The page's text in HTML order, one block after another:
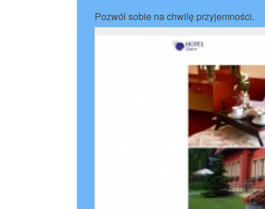
Pozwól sobie na chwilę przyjemności.